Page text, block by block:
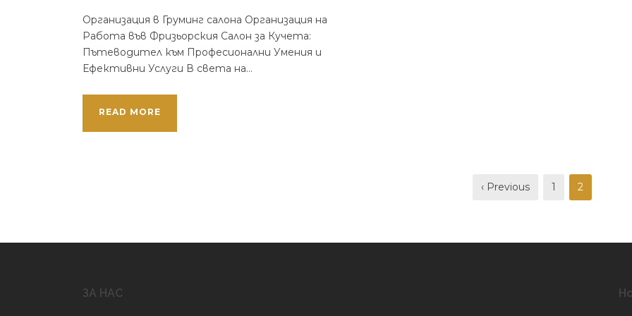
Организация в Груминг салона Организация на
Работа във Фризьорския Салон за Кучета:
Пътеводител към Професионални Умения и
Ефективни Услуги В света на...
READ MORE
‹ Previous 1 2
ЗА НАС